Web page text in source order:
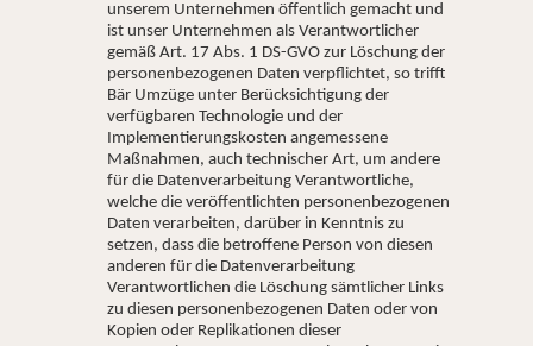
unserem Unternehmen öffentlich gemacht und
ist unser Unternehmen als Verantwortlicher
gemäß Art. 17 Abs. 1 DS-GVO zur Löschung der
personenbezogenen Daten verpflichtet, so trifft
Bär Umzüge unter Berücksichtigung der
verfügbaren Technologie und der
Implementierungskosten angemessene
Maßnahmen, auch technischer Art, um andere
für die Datenverarbeitung Verantwortliche,
welche die veröffentlichten personenbezogenen
Daten verarbeiten, darüber in Kenntnis zu
setzen, dass die betroffene Person von diesen
anderen für die Datenverarbeitung
Verantwortlichen die Löschung sämtlicher Links
zu diesen personenbezogenen Daten oder von
Kopien oder Replikationen dieser